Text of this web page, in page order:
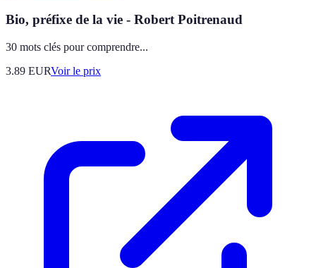
Bio, préfixe de la vie - Robert Poitrenaud
30 mots clés pour comprendre...
3.89 EURVoir le prix